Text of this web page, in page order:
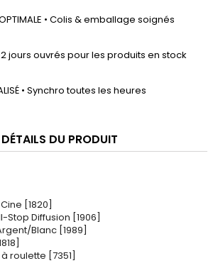
OPTIMALE • Colis & emballage soignés
2 jours ouvrés pour les produits en stock
• Synchro toutes les heures
DÉTAILS DU PRODUIT
[1820]
Stop Diffusion [1906]
Blanc [1989]
roulette [7351]